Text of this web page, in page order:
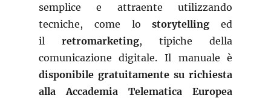
semplice e attraente utilizzando
tecniche, come lostorytelling ed
il retromarketing, tipiche della
comunicazione digitale. Il manuale è
disponibile gratuitamente su richiesta
alla Accademia Telematica Europea